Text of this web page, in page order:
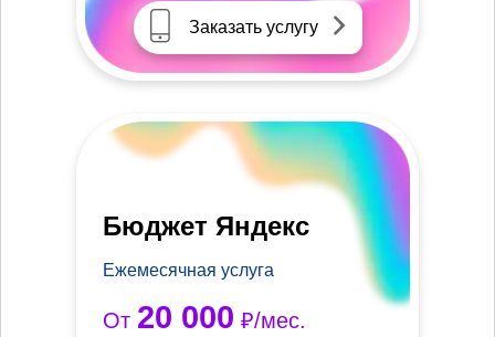
Заказать услугу
Бюджет Яндекс
Ежемесячная услуга
От 20 000 ₽/мес.